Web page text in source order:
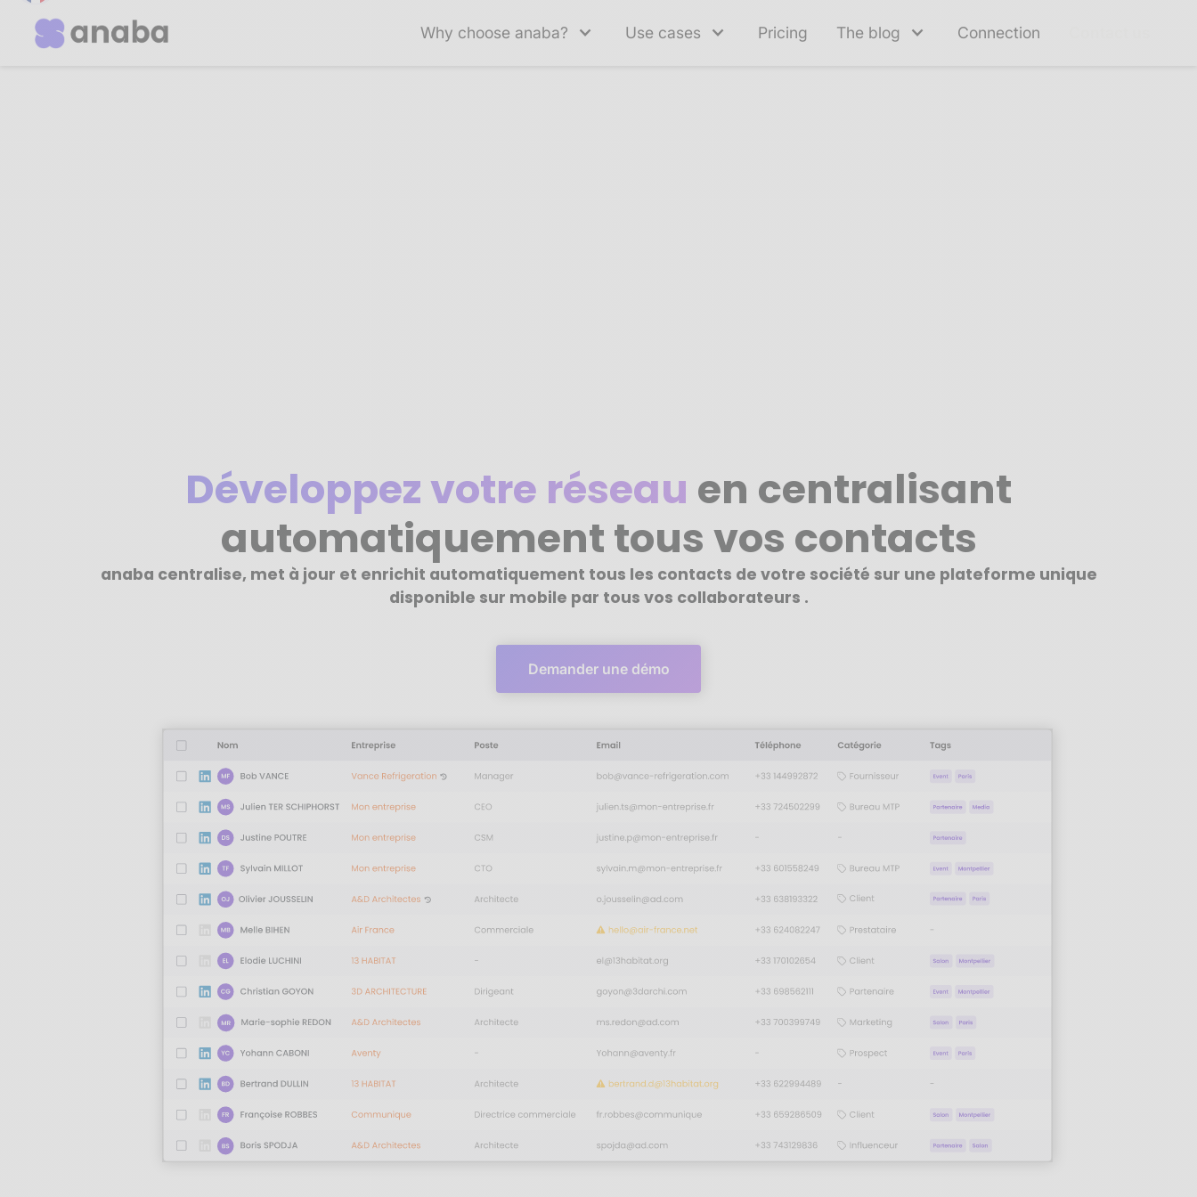
Why choose anaba? Use cases Pricing The blog Connection
Développez votre réseau en centralisant
automatiquement tous vos contacts
anaba centralise, met à jour et enrichit automatiquement tous les contacts de votre société sur une plateforme unique
disponible sur mobile par tous vos collaborateurs .
Demander une démo